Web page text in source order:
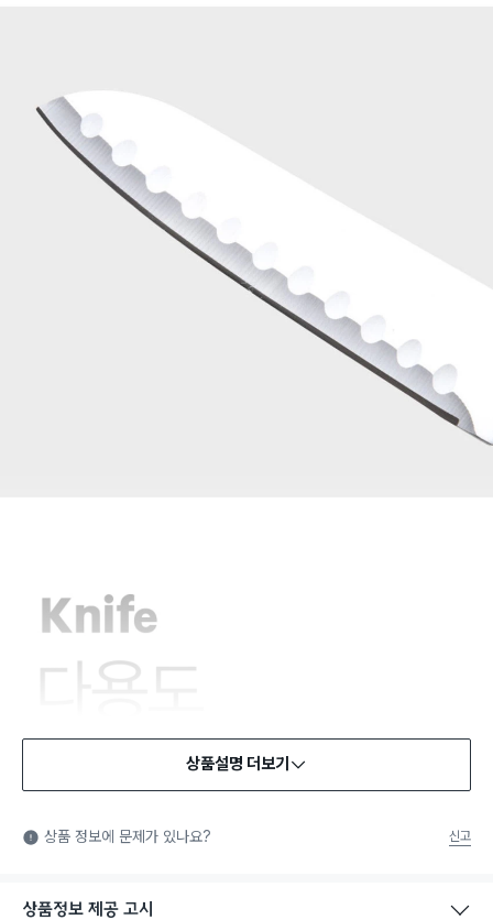
식품용 기구: 식품위생법에서 정한 규격에 따라 제조되어 식품 또
는 식품첨가물에 사용할 수 있는 식품용기구라는 표시입니다.
상품설명 더보기
상품 정보에 문제가 있나요? 신고
상품정보 제공 고시